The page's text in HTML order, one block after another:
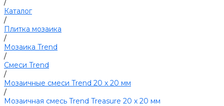
/
Каталог
/
Плитка мозаика
/
Мозаика Trend
/
Смеси Trend
/
Мозаичные смеси Trend 20 х 20 мм
/
Мозаичная смесь Trend Treasure 20 х 20 мм